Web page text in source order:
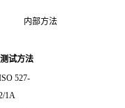
内部方法
测试方法
527-
1A